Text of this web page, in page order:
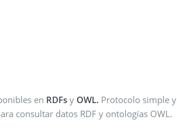
en RDFs y OWL. Protocolo simple y
consultar datos RDF y ontologías OWL.